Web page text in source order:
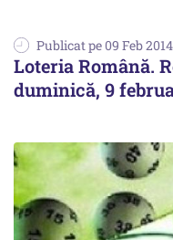
Publicat pe 09 Feb 2014
Loteria Română.
duminică, 9